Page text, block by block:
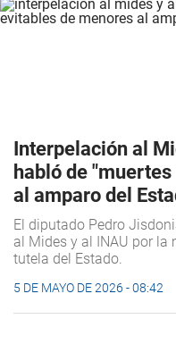
Interpelación al
habló de
al amparo del
El diputado Pedro
al Mides y al INAU por la
tutela del Estado.
5 DE MAYO DE 2026 - 08:42